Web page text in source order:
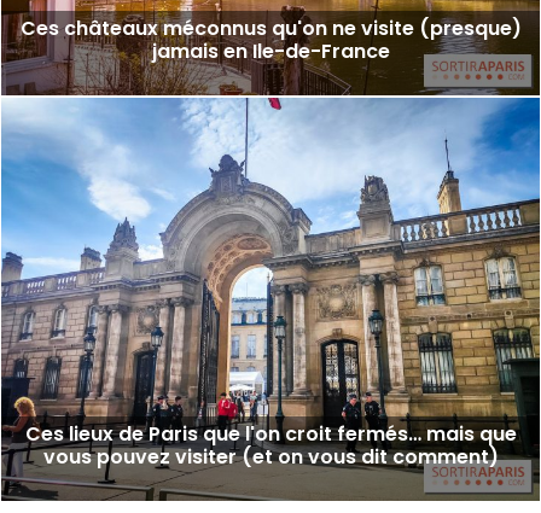
Ces châteaux méconnus qu'on ne visite (presque)
jamais en Ile-de-France
Ces lieux de Paris que l'on croit fermés… mais que
vous pouvez visiter (et on vous dit comment)